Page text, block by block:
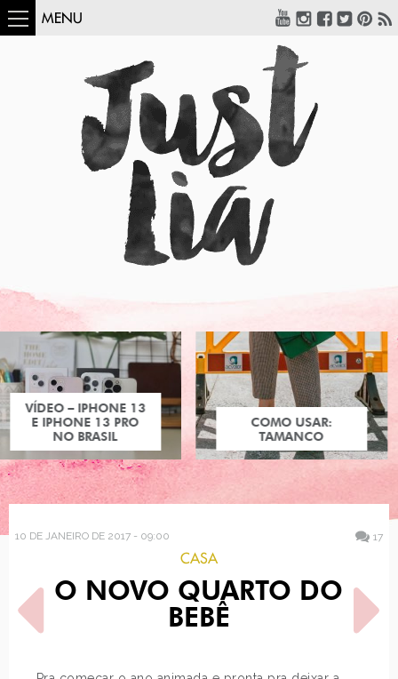
MENU
COMO USAR:
TAMANCO
10 DE JANEIRO DE 2017 - 09:00 17
CASA
O NOVO QUARTO DO
BEBÊ